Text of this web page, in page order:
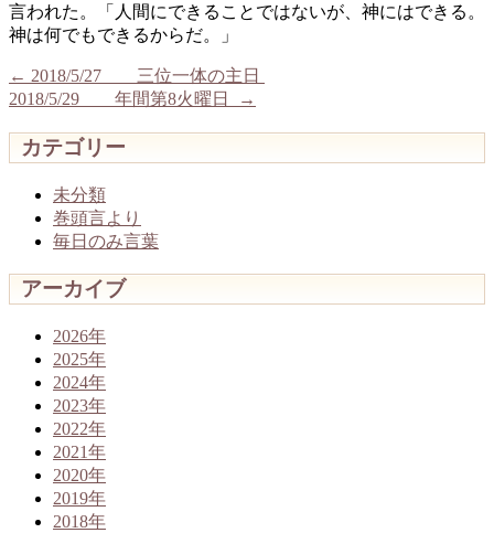
言われた。「人間にできることではないが、神にはできる。
神は何でもできるからだ。」
← 2018/5/27 三位一体の主日
2018/5/29 年間第8火曜日
→
カテゴリー
未分類
巻頭言より
毎日のみ言葉
アーカイブ
2026年
2025年
2024年
2023年
2022年
2021年
2020年
2019年
2018年